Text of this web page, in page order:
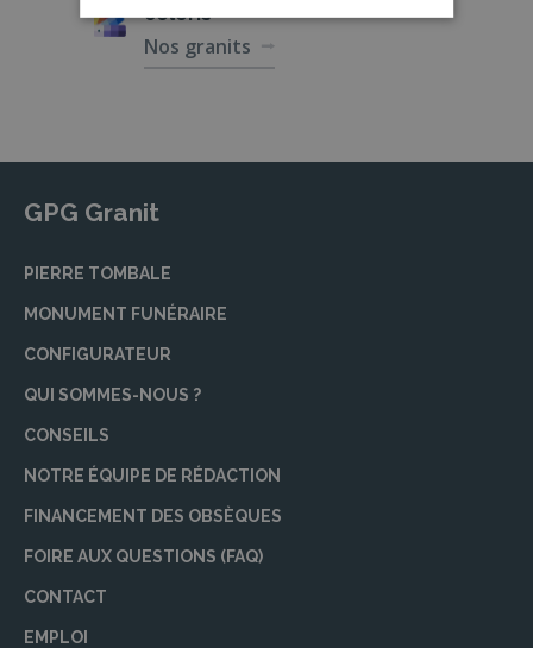
coloris
Nos granits
GPG Granit
PIERRE TOMBALE
MONUMENT FUNÉRAIRE
CONFIGURATEUR
QUI SOMMES-NOUS ?
CONSEILS
NOTRE ÉQUIPE DE RÉDACTION
FINANCEMENT DES OBSÈQUES
FOIRE AUX QUESTIONS (FAQ)
CONTACT
EMPLOI